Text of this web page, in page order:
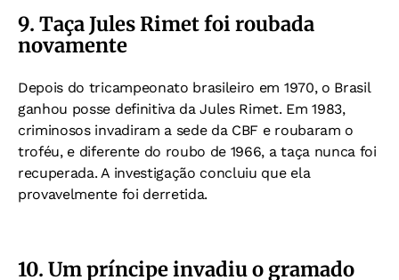
9. Taça Jules Rimet foi roubada
novamente
Depois do tricampeonato brasileiro em 1970, o Brasil
ganhou posse definitiva da Jules Rimet. Em 1983,
criminosos invadiram a sede da CBF e roubaram o
troféu, e diferente do roubo de 1966, a taça nunca foi
recuperada. A investigação concluiu que ela
provavelmente foi derretida.
10. Um príncipe invadiu o gramado